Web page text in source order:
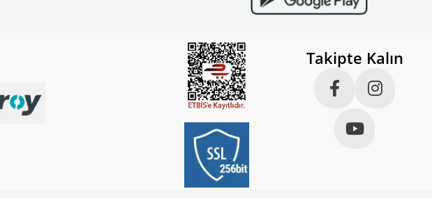
Takipte Kalın